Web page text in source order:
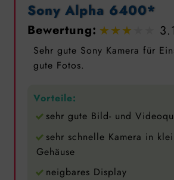
Sony Alpha 6400*
Bewertung:
Sehr gute Sony Kamera für
gute Fotos.
Vorteile:
sehr gute Bild- und
sehr schnelle Kamera in
Gehäuse
neigbares Display